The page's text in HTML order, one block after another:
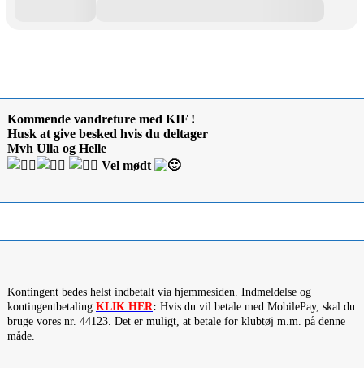
Kommende vandreture med KIF !
Husk at give besked hvis du deltager
Mvh Ulla og Helle
Vel mødt
Kontingent bedes helst indbetalt via hjemmesiden. Indmeldelse og
kontingentbetaling KLIK HER: Hvis du vil betale med MobilePay, skal du
bruge vores nr. 44123. Det er muligt, at betale for klubtøj m.m. på denne
måde.